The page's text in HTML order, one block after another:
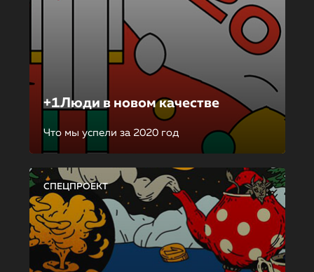
+1Люди в новом качестве
Что мы успели за 2020 год
СПЕЦПРОЕКТ